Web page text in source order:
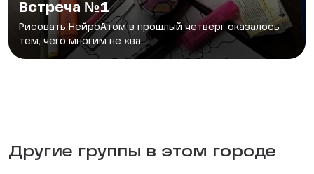
Встреча №1
Рисовать НейроАтом в прошлый четверг оказалось
тем, чего многим не хва...
Другие группы в этом городе